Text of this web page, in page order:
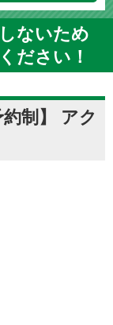
ないため
ださい！
制】 アク